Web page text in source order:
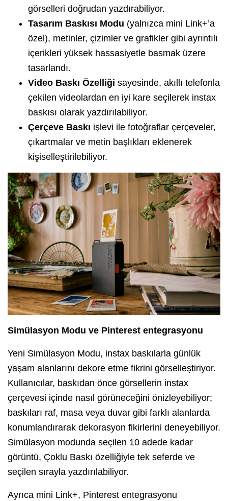
görselleri doğrudan yazdırabiliyor.
Tasarım Baskısı Modu (yalnızca mini Link+’a
özel), metinler, çizimler ve grafikler gibi ayrıntılı
içerikleri yüksek hassasiyetle basmak üzere
tasarlandı.
Video Baskı Özelliği sayesinde, akıllı telefonla
çekilen videolardan en iyi kare seçilerek instax
baskısı olarak yazdırılabiliyor.
Çerçeve Baskı işlevi ile fotoğraflar çerçeveler,
çıkartmalar ve metin başlıkları eklenerek
kişiselleştirilebiliyor.
Simülasyon Modu ve Pinterest entegrasyonu
Yeni Simülasyon Modu, instax baskılarla günlük
yaşam alanlarını dekore etme fikrini görselleştiriyor.
Kullanıcılar, baskıdan önce görsellerin instax
çerçevesi içinde nasıl görüneceğini önizleyebiliyor;
baskıları raf, masa veya duvar gibi farklı alanlarda
konumlandırarak dekorasyon fikirlerini deneyebiliyor.
Simülasyon modunda seçilen 10 adede kadar
görüntü, Çoklu Baskı özelliğiyle tek seferde ve
seçilen sırayla yazdırılabiliyor.
Ayrıca mini Link+, Pinterest entegrasyonu